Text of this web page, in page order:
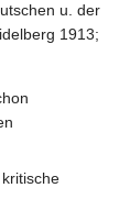
u. der
1913;